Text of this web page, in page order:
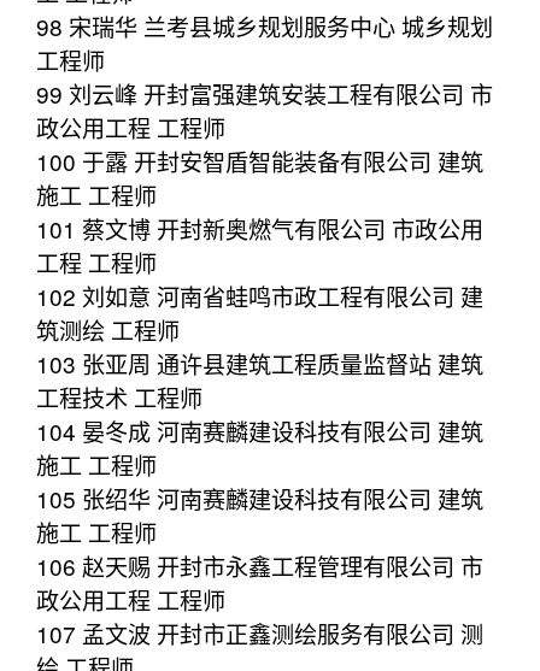
98 宋瑞华 兰考县城乡规划服务中心 城乡规划
工程师
99 刘云峰 开封富强建筑安装工程有限公司 市
政公用工程 工程师
100 于露 开封安智盾智能装备有限公司 建筑
施工 工程师
101 蔡文博 开封新奥燃气有限公司 市政公用
工程 工程师
102 刘如意 河南省蛙鸣市政工程有限公司 建
筑测绘 工程师
103 张亚周 通许县建筑工程质量监督站 建筑
工程技术 工程师
104 晏冬成 河南赛麟建设科技有限公司 建筑
施工 工程师
105 张绍华 河南赛麟建设科技有限公司 建筑
施工 工程师
106 赵天赐 开封市永鑫工程管理有限公司 市
政公用工程 工程师
107 孟文波 开封市正鑫测绘服务有限公司 测